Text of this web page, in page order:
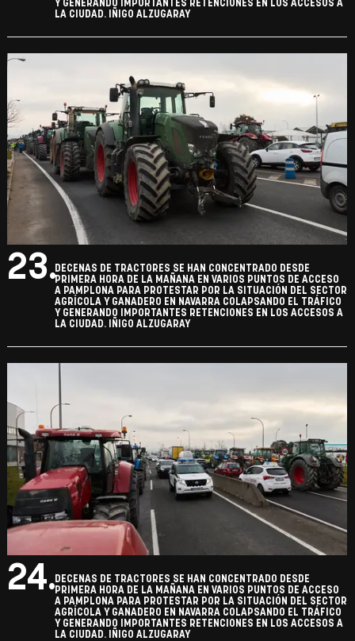
Y GENERANDO IMPORTANTES RETENCIONES EN LOS ACCESOS A
LA CIUDAD. IÑIGO ALZUGARAY
23.DECENAS DE TRACTORES SE HAN CONCENTRADO DESDE
PRIMERA HORA DE LA MAÑANA EN VARIOS PUNTOS DE ACCESO
A PAMPLONA PARA PROTESTAR POR LA SITUACIÓN DEL SECTOR
AGRÍCOLA Y GANADERO EN NAVARRA COLAPSANDO EL TRÁFICO
Y GENERANDO IMPORTANTES RETENCIONES EN LOS ACCESOS A
LA CIUDAD. IÑIGO ALZUGARAY
24.DECENAS DE TRACTORES SE HAN CONCENTRADO DESDE
PRIMERA HORA DE LA MAÑANA EN VARIOS PUNTOS DE ACCESO
A PAMPLONA PARA PROTESTAR POR LA SITUACIÓN DEL SECTOR
AGRÍCOLA Y GANADERO EN NAVARRA COLAPSANDO EL TRÁFICO
Y GENERANDO IMPORTANTES RETENCIONES EN LOS ACCESOS A
LA CIUDAD. IÑIGO ALZUGARAY